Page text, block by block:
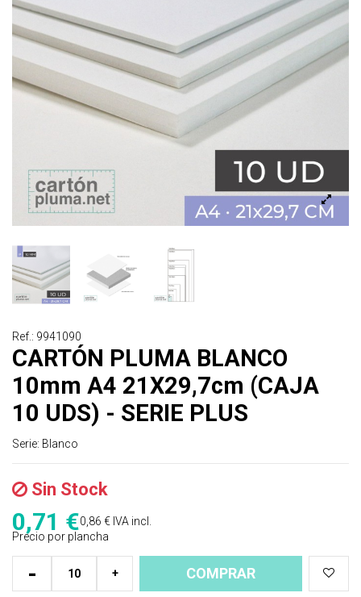
Ref.: 9941090
CARTÓN PLUMA BLANCO
10mm A4 21X29,7cm (CAJA
10 UDS) - SERIE PLUS
Serie: Blanco
Sin Stock
0,71 €0,86 € IVA incl.
Precio por plancha
+
- COMPRAR